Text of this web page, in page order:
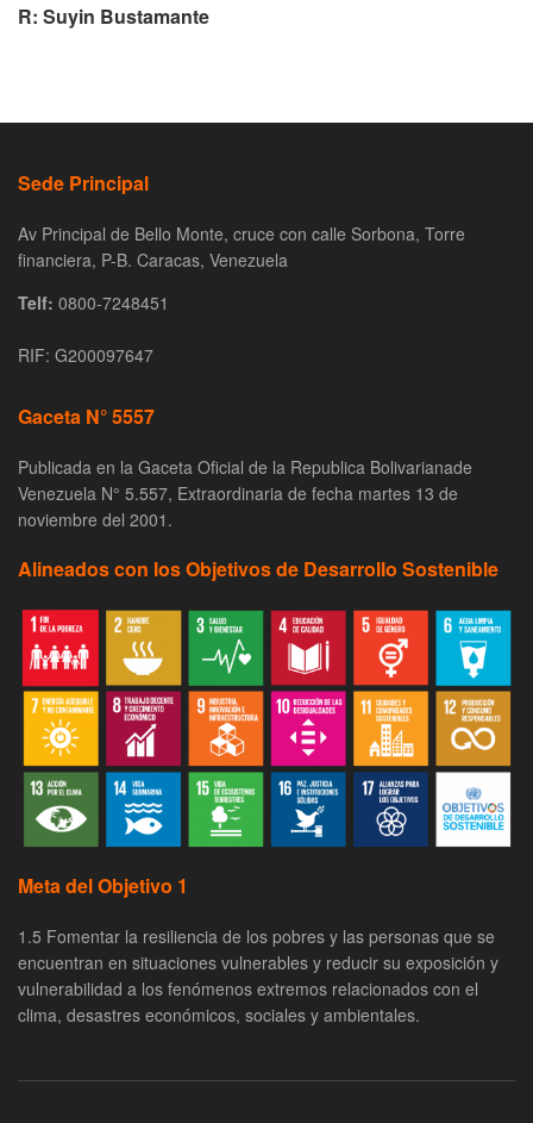
R: Suyin Bustamante
Sede Principal
Av Principal de Bello Monte, cruce con calle Sorbona, Torre
financiera, P-B. Caracas, Venezuela
Telf: 0800-7248451
RIF: G200097647
Gaceta N° 5557
Publicada en la Gaceta Oficial de la Republica Bolivarianade
Venezuela N° 5.557, Extraordinaria de fecha martes 13 de
noviembre del 2001.
Alineados con los Objetivos de Desarrollo Sostenible
Meta del Objetivo 1
1.5 Fomentar la resiliencia de los pobres y las personas que se
encuentran en situaciones vulnerables y reducir su exposición y
vulnerabilidad a los fenómenos extremos relacionados con el
clima, desastres económicos, sociales y ambientales.